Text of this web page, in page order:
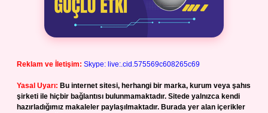
Reklam ve İletişim: Skype: live:.cid.575569c608265c69
Yasal Uyarı: Bu internet sitesi, herhangi bir marka, kurum veya şahıs
şirketi ile hiçbir bağlantısı bulunmamaktadır. Sitede yalnızca kendi
hazırladığımız makaleler paylaşılmaktadır. Burada yer alan içerikler